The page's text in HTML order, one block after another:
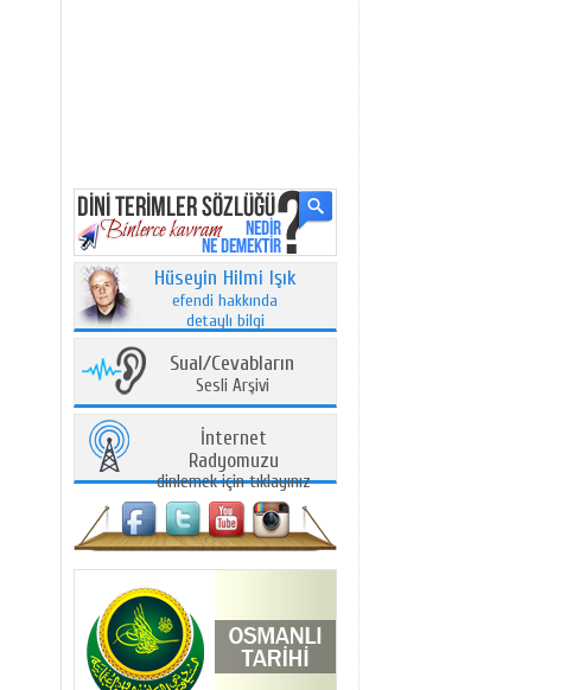
Hüseyin Hilmi Işık
efendi hakkında
detaylı bilgi
Sual/Cevabların
Sesli Arşivi
İnternet
Radyomuzu
dinlemek için tıklayınız